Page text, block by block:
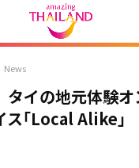
News
タイの地元体験
ス｢Local Alike｣